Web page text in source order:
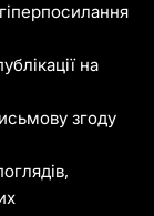
на
згоду